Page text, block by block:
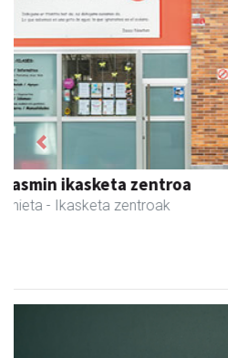
Urnietako Udala
Urnieta - Udaletxeak
Previous